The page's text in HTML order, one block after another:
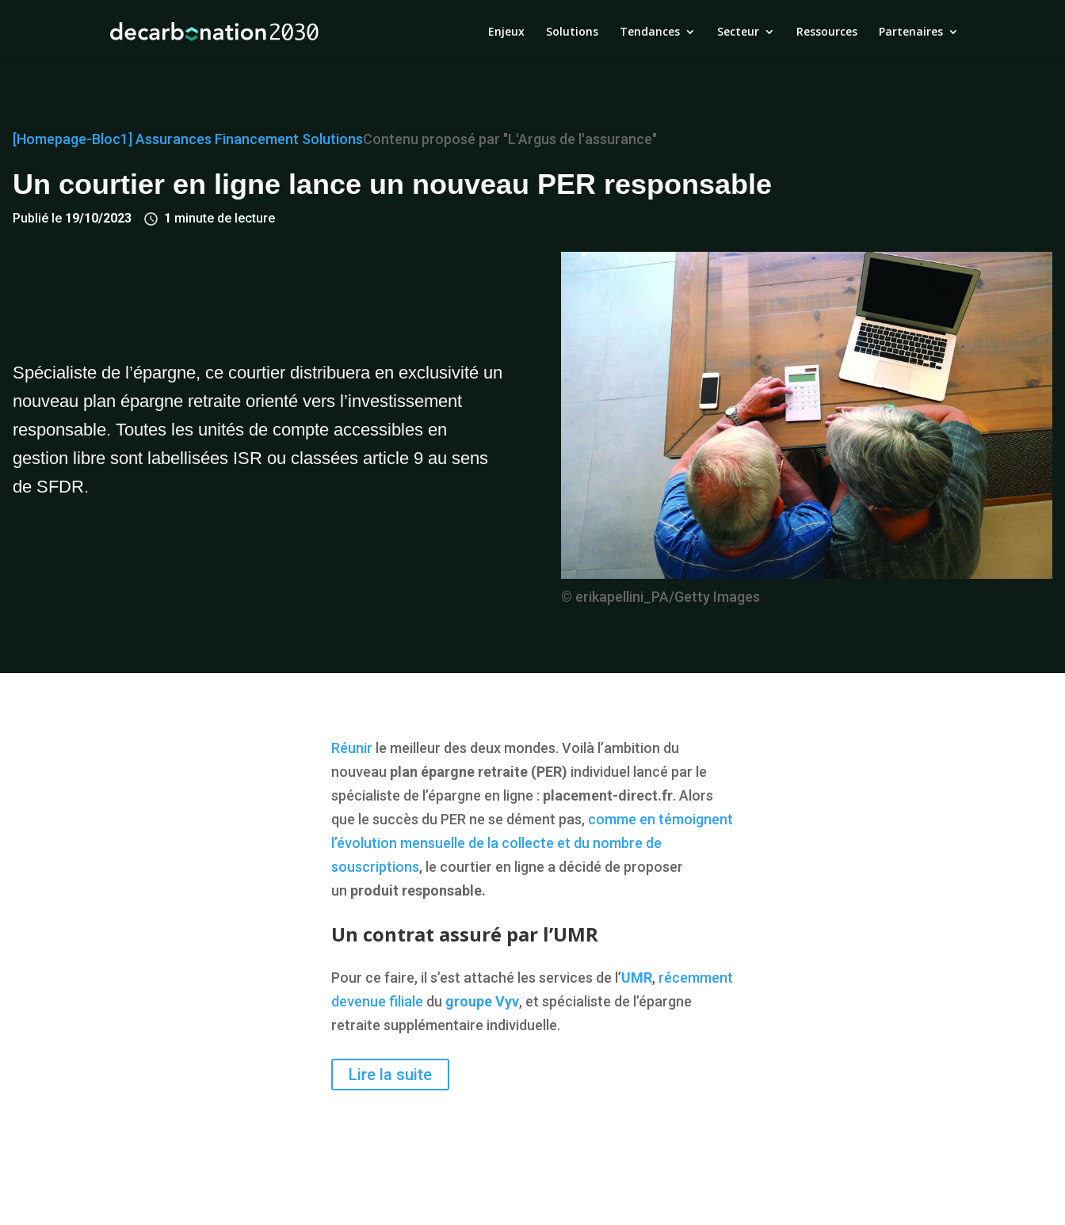
Enjeux Solutions Tendances Secteur Ressources Partenaires
[Homepage-Bloc1] Assurances Financement SolutionsContenu proposé par "L'Argus de l'assurance"
Un courtier en ligne lance un nouveau PER responsable
Publié le 19/10/2023 1 minute de lecture
Spécialiste de l’épargne, ce courtier distribuera en exclusivité un
nouveau plan épargne retraite orienté vers l’investissement
responsable. Toutes les unités de compte accessibles en
gestion libre sont labellisées ISR ou classées article 9 au sens
de SFDR.
© erikapellini_PA/Getty Images
Réunir le meilleur des deux mondes. Voilà l’ambition du
nouveau plan épargne retraite (PER) individuel lancé par le
spécialiste de l’épargne en ligne : placement-direct.fr. Alors
que le succès du PER ne se dément pas, comme en témoignent
l’évolution mensuelle de la collecte et du nombre de
souscriptions, le courtier en ligne a décidé de proposer
un produit responsable.
Un contrat assuré par l’UMR
Pour ce faire, il s’est attaché les services de l’UMR, récemment
devenue filiale du groupe Vyv, et spécialiste de l’épargne
retraite supplémentaire individuelle.
Lire la suite